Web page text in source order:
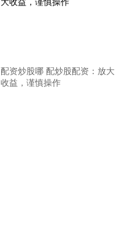
配资炒股哪 配炒股配资：放大
收益，谨慎操作